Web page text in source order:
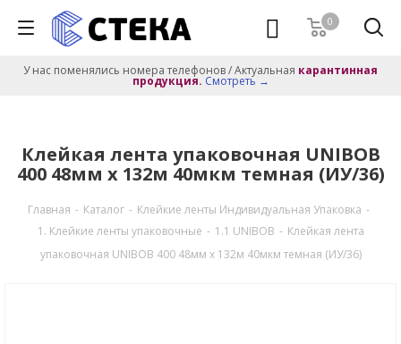
0
У нас поменялись номера телефонов / Актуальная карантинная
продукция. Смотреть →
Клейкая лента упаковочная UNIBOB
400 48мм х 132м 40мкм темная (ИУ/36)
Главная - Каталог - Клейкие ленты Индивидуальная Упаковка -
1. Клейкие ленты упаковочные - 1.1 UNIBOB - Клейкая лента
упаковочная UNIBOB 400 48мм х 132м 40мкм темная (ИУ/36)